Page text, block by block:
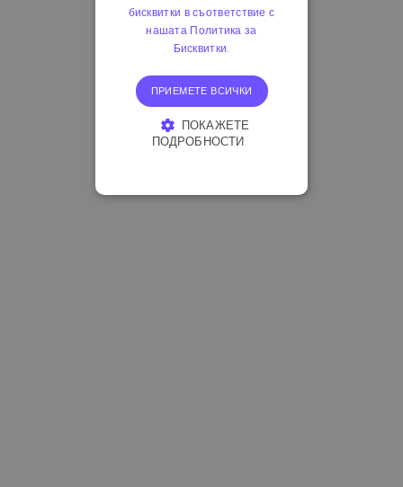
бисквитки в съответствие с
нашата Политика за
Бисквитки.
ПРИЕМЕТЕ ВСИЧКИ
ПОКАЖЕТЕ
ПОДРОБНОСТИ